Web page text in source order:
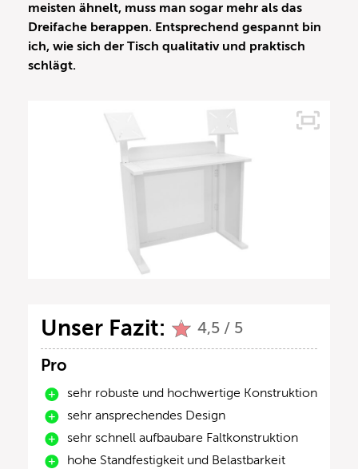
meisten ähnelt, muss man sogar mehr als das
Dreifache berappen. Entsprechend gespannt bin
ich, wie sich der Tisch qualitativ und praktisch
schlägt.
Unser Fazit: 4,5 / 5
Pro
sehr robuste und hochwertige Konstruktion
sehr ansprechendes Design
sehr schnell aufbaubare Faltkonstruktion
hohe Standfestigkeit und Belastbarkeit